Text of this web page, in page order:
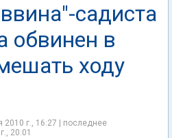
садиста
обвинен в
ходу
2010 г., 16:27 | последнее
20:01